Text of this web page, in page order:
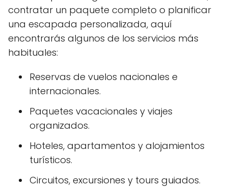
contratar un paquete completo o planificar
una escapada personalizada, aquí
encontrarás algunos de los servicios más
habituales:
Reservas de vuelos nacionales e
internacionales.
Paquetes vacacionales y viajes
organizados.
Hoteles, apartamentos y alojamientos
turísticos.
Circuitos, excursiones y tours guiados.